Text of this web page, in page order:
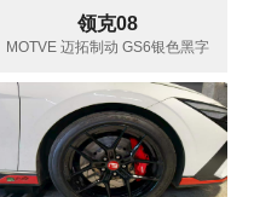
领克08
MOTVE 迈拓制动 GS6银色黑字